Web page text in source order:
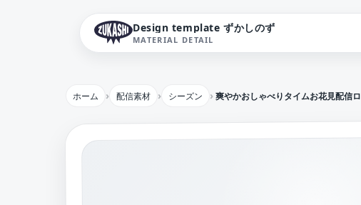
Design template ずかしのず
MATERIAL DETAIL
ホーム 配信素材 シーズン 爽やかおしゃべりタイムお花見配信